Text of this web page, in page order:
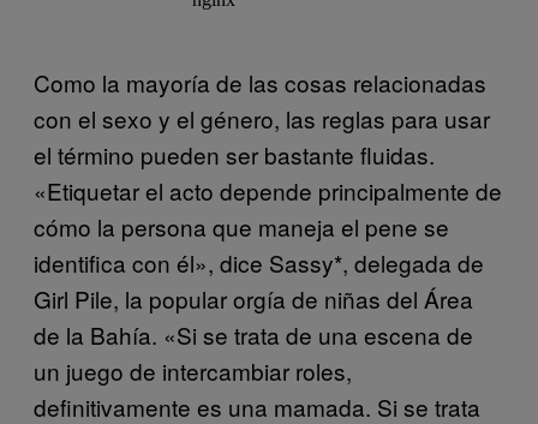
Como la mayoría de las cosas relacionadas
con el sexo y el género, las reglas para usar
el término pueden ser bastante fluidas.
«Etiquetar el acto depende principalmente de
cómo la persona que maneja el pene se
identifica con él», dice Sassy*, delegada de
Girl Pile, la popular orgía de niñas del Área
de la Bahía. «Si se trata de una escena de
un juego de intercambiar roles,
definitivamente es una mamada. Si se trata